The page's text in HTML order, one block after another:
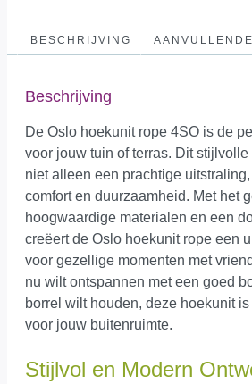
BESCHRIJVING
Beschrijving
De Oslo hoekunit rope 4SO is de
voor jouw tuin of terras. Dit
niet alleen een prachtige
comfort en duurzaamheid. Met het
hoogwaardige materialen en een
creëert de Oslo hoekunit rope een
voor gezellige momenten met
nu wilt ontspannen met een goed
borrel wilt houden, deze hoekunit
voor jouw buitenruimte.
Stijlvol en Modern